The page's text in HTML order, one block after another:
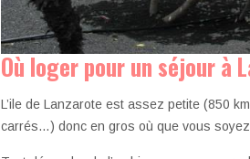
Où loger pour un séjour à
L’ile de Lanzarote est assez petite (850
carrés…) donc en gros où que vous